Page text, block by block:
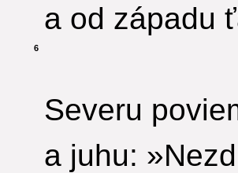
a od západu
6
Severu
a juhu: